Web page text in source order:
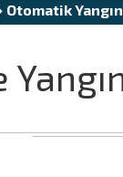
Yangın